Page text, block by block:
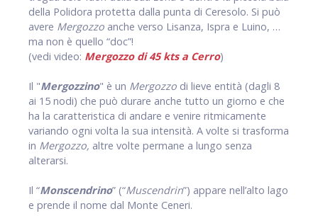
della Polidora protetta dalla punta di Ceresolo. Si può
avere Mergozzo anche verso Lisanza, Ispra e Luino, …
ma non è quello “doc”!
(vedi video: Mergozzo di 45 kts a Cerro)
Il "Mergozzino" è un Mergozzo di lieve entità (dagli 8
ai 15 nodi) che può durare anche tutto un giorno e che
ha la caratteristica di andare e venire ritmicamente
variando ogni volta la sua intensità. A volte si trasforma
in Mergozzo, altre volte permane a lungo senza
alterarsi.
Il “Monscendrino” (“Muscendrin”) appare nell’alto lago
e prende il nome dal Monte Ceneri.